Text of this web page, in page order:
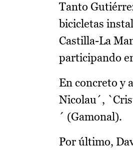
Tanto
bicicletas
Castilla-La
participando
En concreto y
Nicolau´,
´ (Gamonal).
Por último,